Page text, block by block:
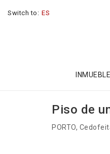
Switch to: ES
Piso de
PORTO,